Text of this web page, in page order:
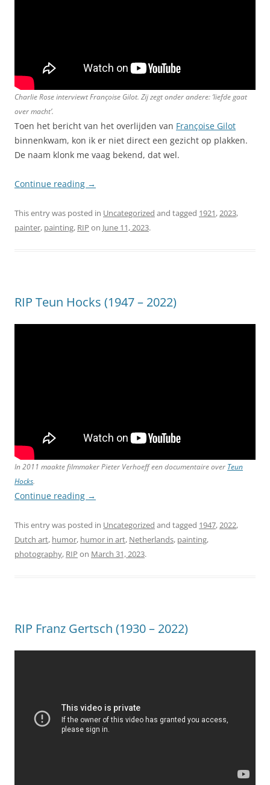
Charlie Rose interviewt Françoise Gilot. Zij zegt onder andere: ‘liefde gaat
over macht’.
Toen het bericht van het overlijden van Françoise Gilot
binnenkwam, kon ik er niet direct een gezicht op plakken.
De naam klonk me vaag bekend, dat wel.
Continue reading →
This entry was posted in Uncategorized and tagged 1921,2023,
painter, painting, RIP on June 11, 2023.
RIP Teun Hocks (1947 – 2022)
In 2011 maakte filmmaker Pieter Verhoeff een documentaire over Teun
Hocks.
Continue reading →
This entry was posted in Uncategorized and tagged 1947,2022,
Dutch art, humor, humor in art, Netherlands, painting,
photography, RIP on March 31, 2023.
RIP Franz Gertsch (1930 – 2022)